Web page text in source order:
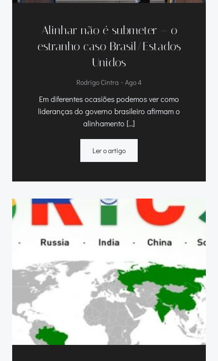
Alinhar não é submeter – o
estranho caso Brasil/Estados
Unidos
Rodrigo Cintra - Ago 4
Em diferentes ocasiões podemos ver como
lideranças do governo brasileiro afirmam o
alinhamento […]
Ler o artigo